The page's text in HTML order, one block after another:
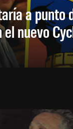
a punto
nuevo